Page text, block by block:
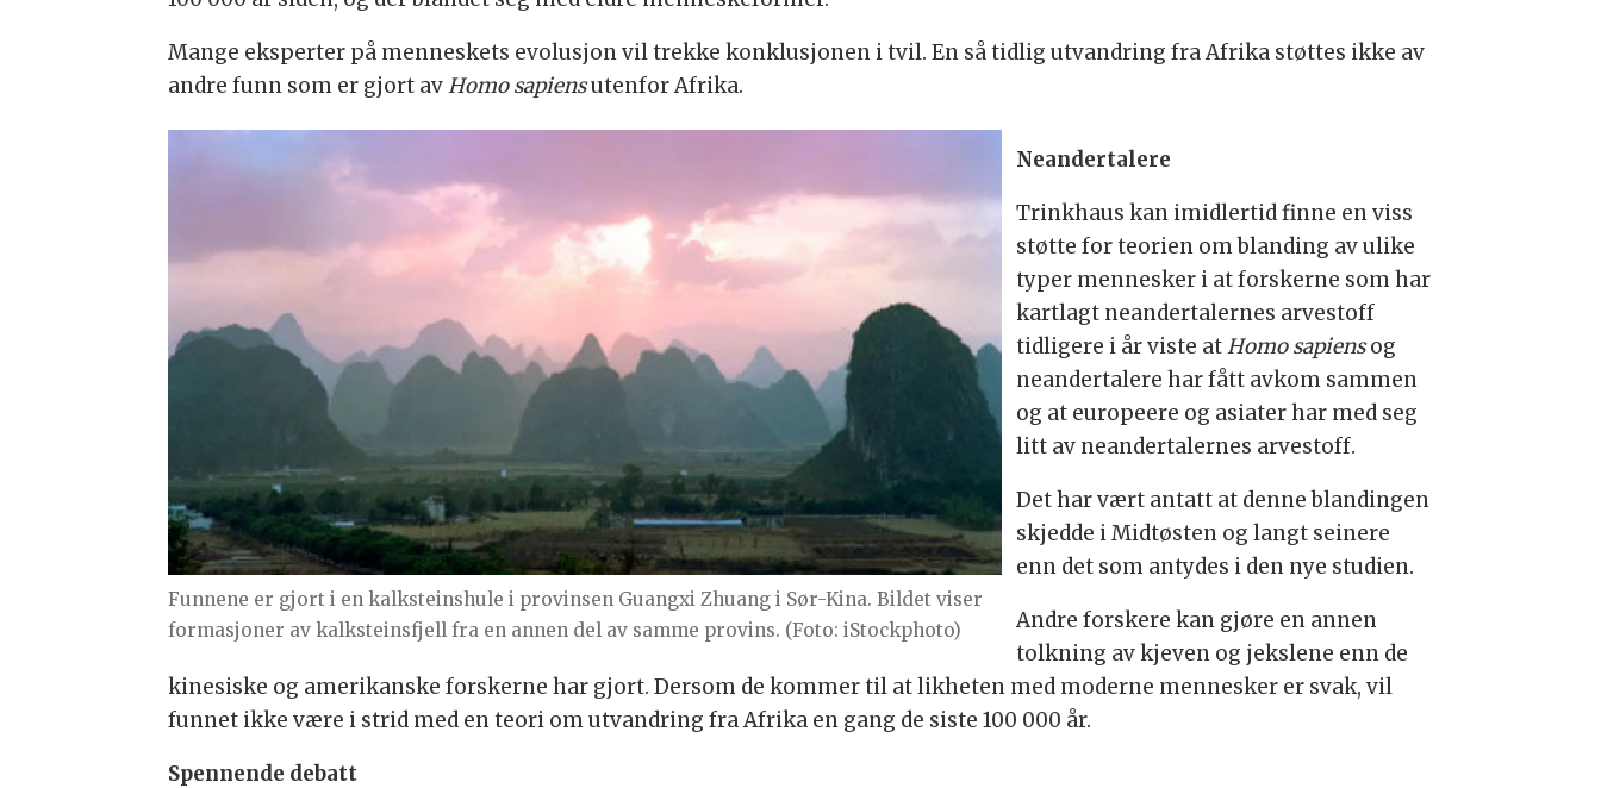
Mange eksperter på menneskets evolusjon vil trekke konklusjonen i tvil. En så tidlig utvandring fra Afrika støttes ikke av
andre funn som er gjort avHomo sapiensutenfor Afrika.
Funnene er gjort i en kalksteinshule i provinsen Guangxi Zhuang i Sør-Kina. Bildet viser
formasjoner av kalksteinsfjell fra en annen del av samme provins. (Foto: iStockphoto)
Neandertalere
Trinkhaus kan imidlertid finne en viss
støtte for teorien om blanding av ulike
typer mennesker i at forskerne som har
kartlagt neandertalernes arvestoff
tidligere i år viste atHomo sapiensog
neandertalere har fått avkom sammen
og at europeere og asiater har med seg
litt av neandertalernes arvestoff.
Det har vært antatt at denne blandingen
skjedde i Midtøsten og langt seinere
enn det som antydes i den nye studien.
Andre forskere kan gjøre en annen
tolkning av kjeven og jekslene enn de
kinesiske og amerikanske forskerne har gjort. Dersom de kommer til at likheten med moderne mennesker er svak, vil
funnet ikke være i strid med en teori om utvandring fra Afrika en gang de siste 100 000 år.
Spennende debatt